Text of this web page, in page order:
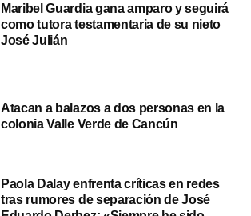
Maribel Guardia gana amparo y seguirá
como tutora testamentaria de su nieto
José Julián
Atacan a balazos a dos personas en la
colonia Valle Verde de Cancún
Paola Dalay enfrenta críticas en redes
tras rumores de separación de José